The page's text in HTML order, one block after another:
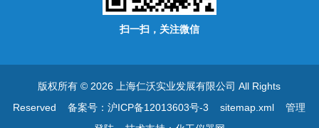
扫一扫，关注微信
版权所有 © 2026 上海仁沃实业发展有限公司 All Rights
Reserved备案号：沪ICP备12013603号-3 sitemap.xml
管理